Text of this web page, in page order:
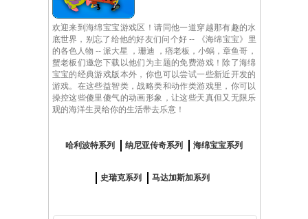
欢迎来到海绵宝宝游戏区！请同他一道穿越那有趣的水
底世界，别忘了给他的好友们问个好 -- 《海绵宝宝》里
的各色人物 -- 派大星 ，珊迪 ，痞老板，小蜗，章鱼哥，
蟹老板们邀您下载以他们为主题的免费游戏！除了海绵
宝宝的经典游戏版本外，你也可以尝试一些新近开发的
游戏。在这些益智类，战略类和动作类游戏里，你可以
操控这些傻里傻气的动画形象，让这些天真但又无限乐
观的海洋生灵给你的生活带去乐意！
哈利波特系列 纳尼亚传奇系列 海绵宝宝系列
史瑞克系列 马达加斯加系列